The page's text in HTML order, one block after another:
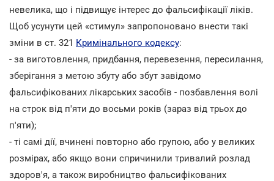
невелика, що і підвищує інтерес до фальсифікації ліків.
Щоб усунути цей «стимул» запропоновано внести такі
зміни в ст. 321 Кримінального кодексу:
- за виготовлення, придбання, перевезення, пересилання,
зберігання з метою збуту або збут завідомо
фальсифікованих лікарських засобів - позбавлення волі
на строк від п'яти до восьми років (зараз від трьох до
п'яти);
- ті самі дії, вчинені повторно або групою, або у великих
розмірах, або якщо вони спричинили тривалий розлад
здоров'я, а також виробництво фальсифікованих